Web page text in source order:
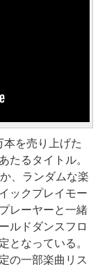
を売り上げた
たるタイトル。
、ランダムな楽
ックプレイモー
レーヤーと一緒
ルドダンスフロ
となっている。
の一部楽曲リス